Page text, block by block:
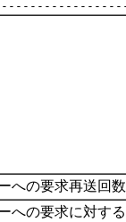
への要求再送回数
への要求に対す